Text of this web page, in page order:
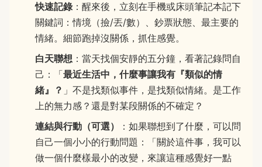
快速記錄：醒來後，立刻在手機或床頭筆記本記下
關鍵詞：情境（撿/丟/數）、鈔票狀態、最主要的
情緒。細節跑掉沒關係，抓住感覺。
白天聯想 ：當天找個安靜的五分鐘，看著記錄問自
己：「最近生活中，什麼事讓我有『類似的情
緒』？ 」不是找類似事件，是找類似情緒。是工作
上的無力感？還是對某段關係的不確定？
連結與行動（可選）
：如果聯想到了什麼，可以問
自己一個小小的行動問題：「關於這件事，我可以
做一個什麼樣最小的改變，來讓這種感覺好一點